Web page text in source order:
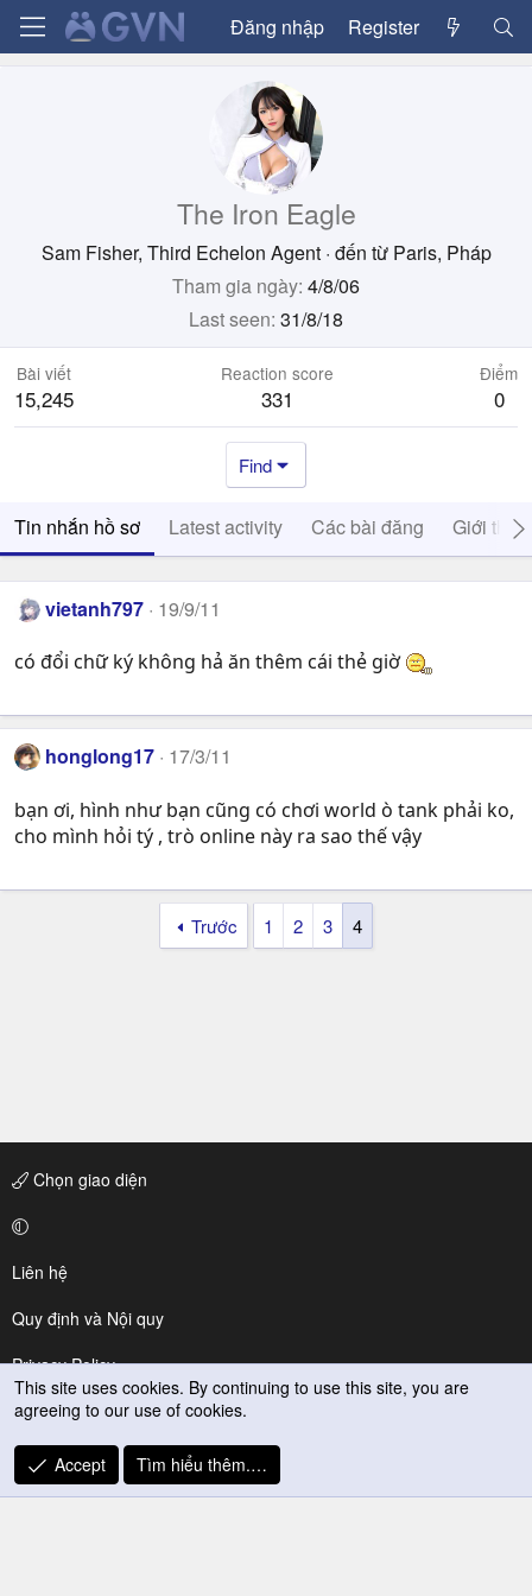
Đăng nhập Register
The Iron Eagle
Sam Fisher, Third Echelon Agent · đến từ Paris, Pháp
Tham gia ngày 4/8/06
Last seen 31/8/18
Bài viết
15,245
Reaction score
331
Điểm
0
Find
Tin nhắn hồ sơ Latest activity Các bài đăng Giới thiệu
vietanh797 19/9/11
có đổi chữ ký không hả ăn thêm cái thẻ giờ
honglong17 17/3/11
bạn ơi, hình như bạn cũng có chơi world ò tank phải ko,
cho mình hỏi tý , trò online này ra sao thế vậy
Trước 1 2 3 4
Chọn giao diện
Liên hệ
Quy định và Nội quy
Privacy Policy
Trợ giúp
R
S
This site uses cookies. By continuing to use this site, you are
agreeing to our use of cookies.
Accept Tìm hiểu thêm.…